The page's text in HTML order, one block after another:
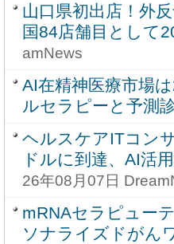
山口県初出店！外
国84店舗目として
amNews
AI在精神医療市場
ルセラピーと予測
ヘルスケアITコン
ドルに到達、AI活
26年08月07日
mRNAセラピュー
ソナライズドがん